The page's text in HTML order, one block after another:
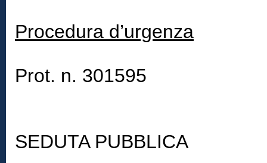
Procedura d’urgenza
Prot. n. 301595
SEDUTA PUBBLICA